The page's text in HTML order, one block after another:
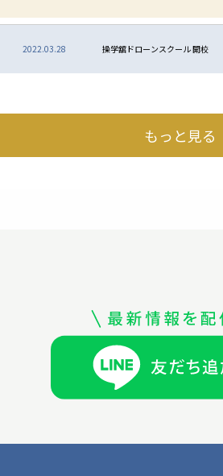
2022.03.28 操学舘ドローンスクール 開校
もっと見る